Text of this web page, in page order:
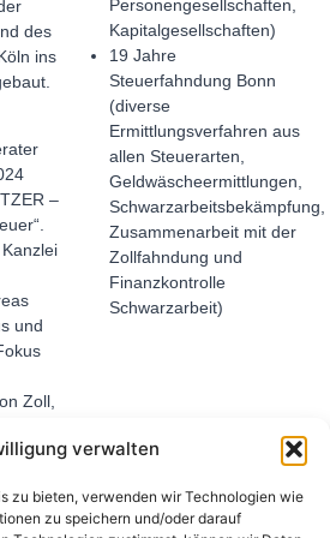
verwalten
zu bieten, verwenden wir Technologien wie
zu speichern und/oder darauf
des
ins
–
und
Zoll,
Personengesellschaften,
Kapitalgesellschaften)
19 Jahre
Steuerfahndung Bonn
(diverse
Ermittlungsverfahren aus
allen Steuerarten,
Geldwäscheermittlungen,
Schwarzarbeitsbekämpfung,
Zusammenarbeit mit der
Zollfahndung und
Finanzkontrolle
Schwarzarbeit)